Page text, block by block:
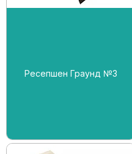
Ресепшен Граунд №3